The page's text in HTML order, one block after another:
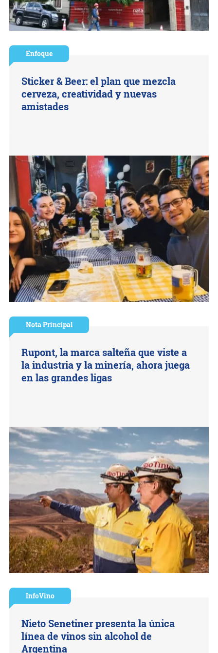
Enfoque
Sticker & Beer: el plan que mezcla
cerveza, creatividad y nuevas
amistades
Nota Principal
Rupont, la marca salteña que viste a
la industria y la minería, ahora juega
en las grandes ligas
InfoVino
Nieto Senetiner presenta la única
línea de vinos sin alcohol de
Argentina